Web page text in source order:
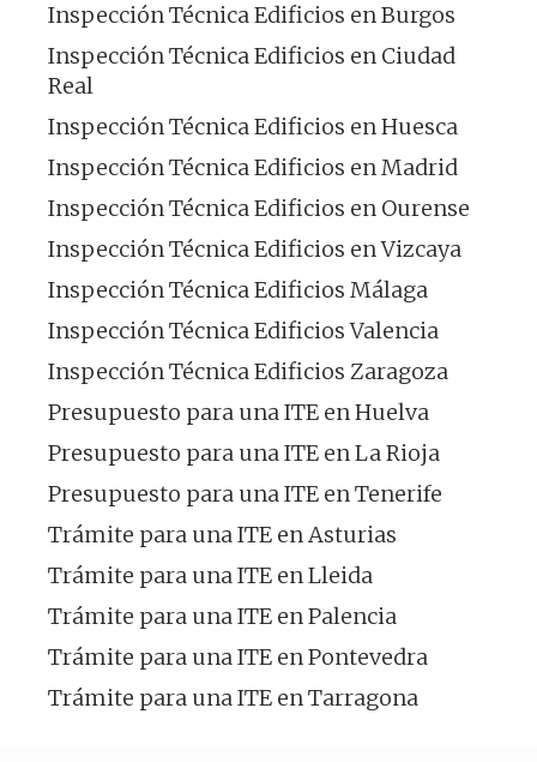
Inspección Técnica Edificios en Burgos
Inspección Técnica Edificios en Ciudad
Real
Inspección Técnica Edificios en Huesca
Inspección Técnica Edificios en Madrid
Inspección Técnica Edificios en Ourense
Inspección Técnica Edificios en Vizcaya
Inspección Técnica Edificios Málaga
Inspección Técnica Edificios Valencia
Inspección Técnica Edificios Zaragoza
Presupuesto para una ITE en Huelva
Presupuesto para una ITE en La Rioja
Presupuesto para una ITE en Tenerife
Trámite para una ITE en Asturias
Trámite para una ITE en Lleida
Trámite para una ITE en Palencia
Trámite para una ITE en Pontevedra
Trámite para una ITE en Tarragona